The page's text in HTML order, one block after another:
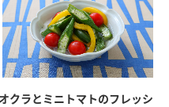
オクラとミニトマトのフレッシ